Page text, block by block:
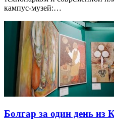
кампус-музей:…
Болгар за один день из